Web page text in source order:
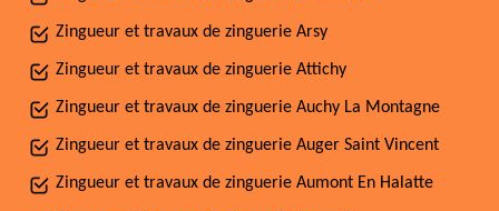
Zingueur et travaux de zinguerie Arsy
Zingueur et travaux de zinguerie Attichy
Zingueur et travaux de zinguerie Auchy La Montagne
Zingueur et travaux de zinguerie Auger Saint Vincent
Zingueur et travaux de zinguerie Aumont En Halatte